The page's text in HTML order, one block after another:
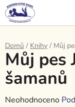
Přejít
na
obsah
Domů / Knihy / Můj
Můj pes
šamanů
Průměrné
Neohodnoceno